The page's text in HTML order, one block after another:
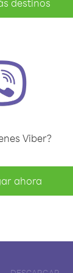
destinos
Viber?
ahora